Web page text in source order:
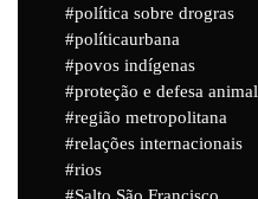
política sobre drogras
políticaurbana
povos indígenas
proteção e defesa animal
região metropolitana
relações internacionais
rios
Salto São Francisco